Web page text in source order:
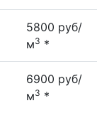
5800 руб/
м3 *
6900 руб/
м3 *